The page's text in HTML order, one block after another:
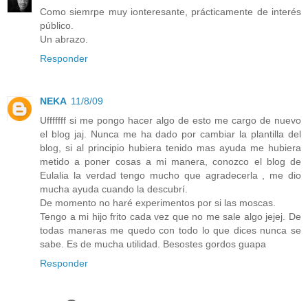
Como siemrpe muy ionteresante, prácticamente de interés
público.
Un abrazo.
Responder
NEKA 11/8/09
Ufffffff si me pongo hacer algo de esto me cargo de nuevo
el blog jaj. Nunca me ha dado por cambiar la plantilla del
blog, si al principio hubiera tenido mas ayuda me hubiera
metido a poner cosas a mi manera, conozco el blog de
Eulalia la verdad tengo mucho que agradecerla , me dio
mucha ayuda cuando la descubrí.
De momento no haré experimentos por si las moscas.
Tengo a mi hijo frito cada vez que no me sale algo jejej. De
todas maneras me quedo con todo lo que dices nunca se
sabe. Es de mucha utilidad. Besostes gordos guapa
Responder